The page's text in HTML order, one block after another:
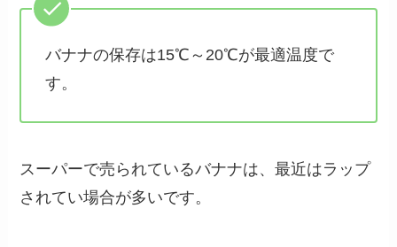
バナナの保存は15℃～20℃が最適温度で
す。
スーパーで売られているバナナは、最近はラップ
されてい場合が多いです。